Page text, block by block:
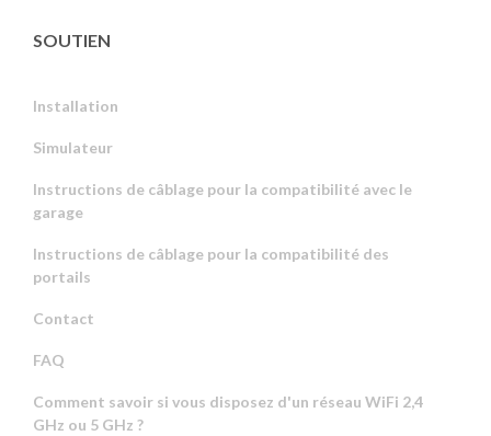
SOUTIEN
Installation
Simulateur
Instructions de câblage pour la compatibilité avec le
garage
Instructions de câblage pour la compatibilité des
portails
Contact
FAQ
Comment savoir si vous disposez d'un réseau WiFi 2,4
GHz ou 5 GHz ?